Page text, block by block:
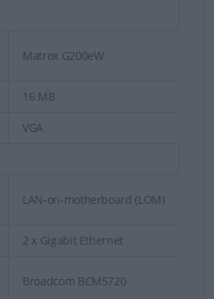
Tower:
T150
SOHO i MSP.
T350
z możliwością rozbudowy
Matrox G200eW
16 MB
VGA
LAN-on-motherboard (LOM)
2 x Gigabit Ethernet
Broadcom BCM5720